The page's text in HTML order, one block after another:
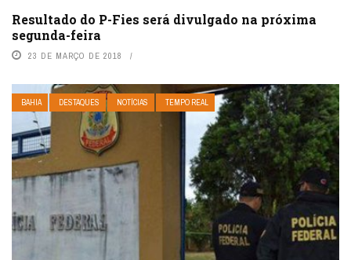
Resultado do P-Fies será divulgado na próxima
segunda-feira
23 DE MARÇO DE 2018
BAHIA DESTAQUES NOTÍCIAS TEMPO REAL